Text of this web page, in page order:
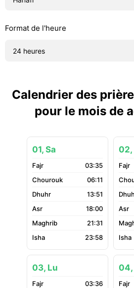
Format de l'heure
Calendrier des
pour le mois de
01, Sa
03:35
06:11
13:51
18:00
21:31
23:58
02,
03, Lu
03:36
04,